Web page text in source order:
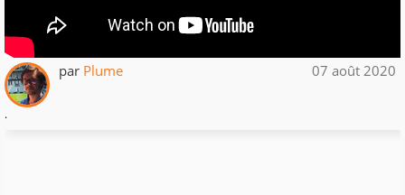
par Plume 07 août 2020
.